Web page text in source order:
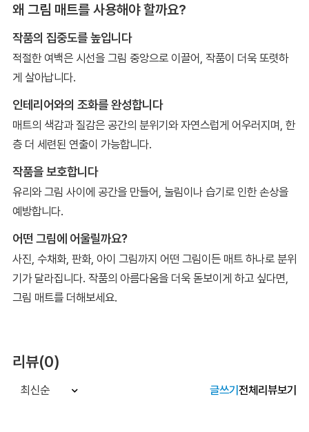
왜 그림 매트를 사용해야 할까요?
작품의 집중도를 높입니다
적절한 여백은 시선을 그림 중앙으로 이끌어, 작품이 더욱 또렷하
게 살아납니다.
인테리어와의 조화를 완성합니다
매트의 색감과 질감은 공간의 분위기와 자연스럽게 어우러지며, 한
층 더 세련된 연출이 가능합니다.
작품을 보호합니다
유리와 그림 사이에 공간을 만들어, 눌림이나 습기로 인한 손상을
예방합니다.
어떤 그림에 어울릴까요?
사진, 수채화, 판화, 아이 그림까지 어떤 그림이든 매트 하나로 분위
기가 달라집니다. 작품의 아름다움을 더욱 돋보이게 하고 싶다면,
그림 매트를 더해보세요.
리뷰(0)
최신순 글쓰기전체리뷰보기